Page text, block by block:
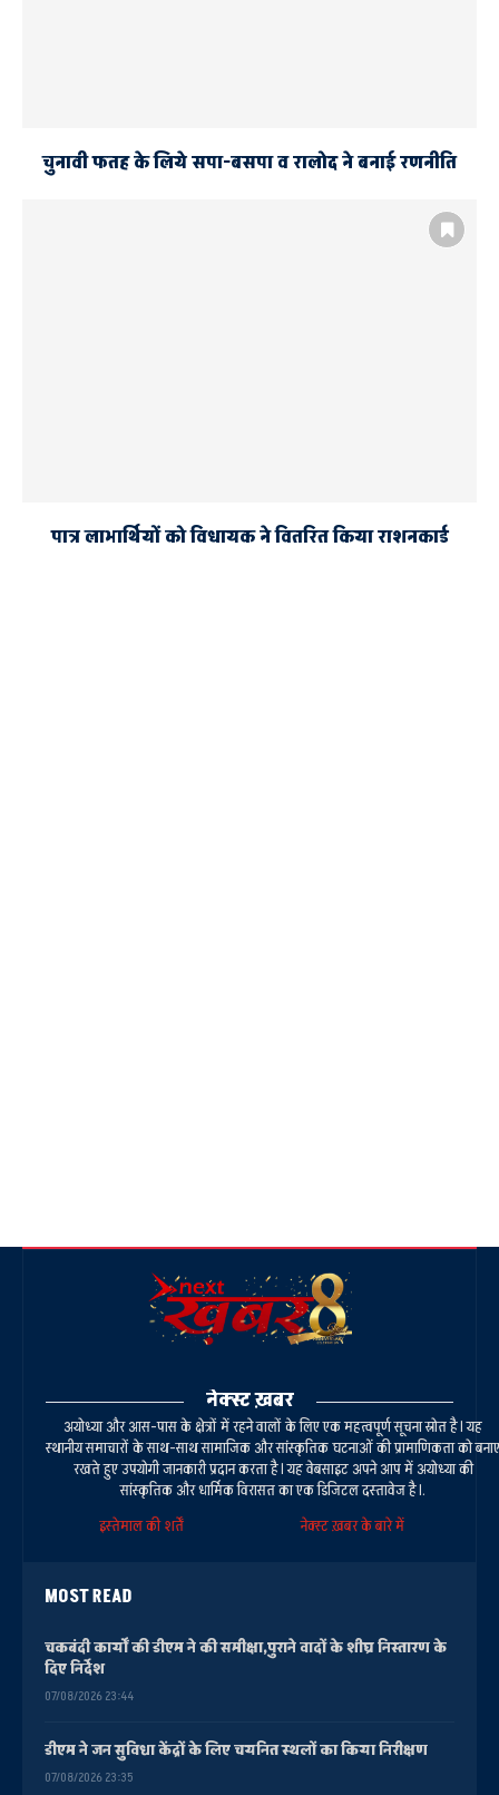
चुनावी फतह के लिये सपा-बसपा व रालोद ने बनाई रणनीति
पात्र लाभार्थियों को विधायक ने वितरित किया राशनकार्ड
नेक्स्ट ख़बर
अयोध्या और आस-पास के क्षेत्रों में रहने वालों के लिए एक महत्वपूर्ण सूचना स्रोत है। यह
स्थानीय समाचारों के साथ-साथ सामाजिक और सांस्कृतिक घटनाओं की प्रामाणिकता को बनाए
रखते हुए उपयोगी जानकारी प्रदान करता है। यह वेबसाइट अपने आप में अयोध्या की
सांस्कृतिक और धार्मिक विरासत का एक डिजिटल दस्तावेज है।.
इस्तेमाल की शर्तें
नेक्स्ट ख़बर के बारे में
MOST READ
चकबंदी कार्यों की डीएम ने की समीक्षा,पुराने वादों के शीघ्र निस्तारण के
दिए निर्देश
07/08/2026 23:44
डीएम ने जन सुविधा केंद्रों के लिए चयनित स्थलों का किया निरीक्षण
07/08/2026 23:35